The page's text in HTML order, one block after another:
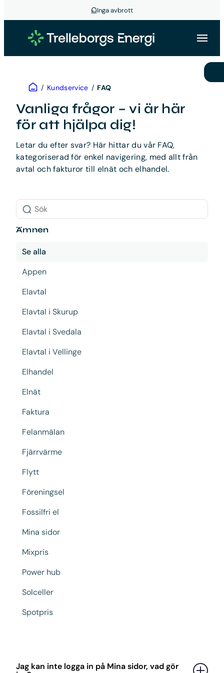
Inga avbrott
Hem/ Kundservice / FAQ
Vanliga frågor – vi är här
för att hjälpa dig!
Letar du efter svar? Här hittar du vår FAQ,
kategoriserad för enkel navigering, med allt från
avtal och fakturor till elnät och elhandel.
Sök
Ämnen
Se alla
Appen
Elavtal
Elavtal i Skurup
Elavtal i Svedala
Elavtal i Vellinge
Elhandel
Elnät
Faktura
Felanmälan
Fjärrvärme
Flytt
Föreningsel
Fossilfri el
Mina sidor
Mixpris
Power hub
Solceller
Spotpris
Jag kan inte logga in på Mina sidor, vad gör